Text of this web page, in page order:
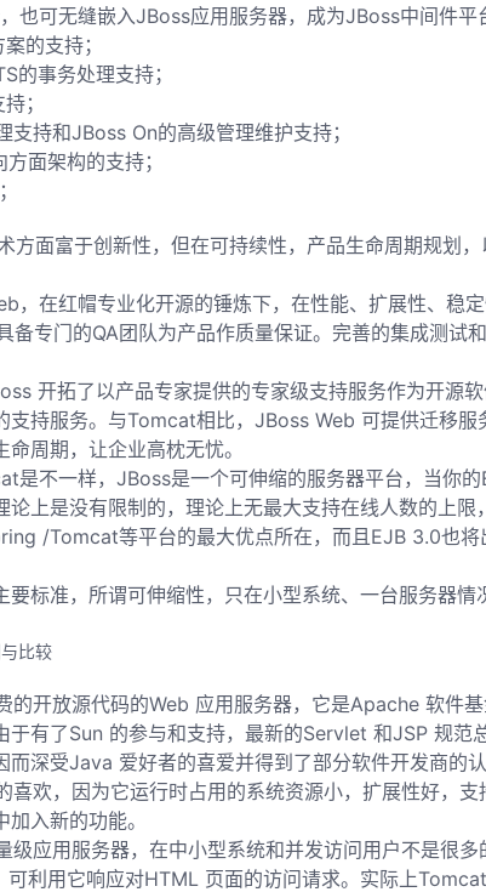
可无缝嵌入JBoss应用服务器，成为JBoss中间件平
的支持；
的事务处理支持；
；
持和JBoss On的高级管理维护支持；
面架构的支持；
面富于创新性，但在可持续性，产品生命周期规划
在红帽专业化开源的锤炼下，在性能、扩展性、稳
备专门的QA团队为产品作质量保证。完善的集成测
开拓了以产品专家提供的专家级支持服务作为开源
支持服务。与Tomcat相比，JBoss Web 可提供迁移
周期，让企业高枕无忧。
不一样，JBoss是一个可伸缩的服务器平台，当你
论上是没有限制的，理论上无最大支持在线人数的上
/Tomcat等平台的最大优点所在，而且EJB 3.0也
要标准，所谓可伸缩性，只在小型系统、一台服务器
比较
开放源代码的Web 应用服务器，它是Apache 软件
于有了Sun 的参与和支持，最新的Servlet 和JSP 规
深受Java 爱好者的喜爱并得到了部分软件开发商的
欢，因为它运行时占用的系统资源小，扩展性好，
入新的功能。
应用服务器，在中小型系统和并发访问用户不是很
利用它响应对HTML 页面的访问请求。实际上